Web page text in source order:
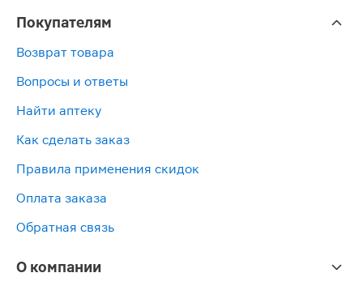
Покупателям
Возврат товара
Вопросы и ответы
Найти аптеку
Как сделать заказ
Правила применения скидок
Оплата заказа
Обратная связь
О компании